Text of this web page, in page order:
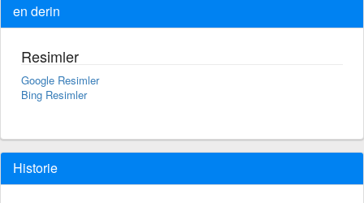
en derin
Resimler
Google Resimler
Bing Resimler
Historie